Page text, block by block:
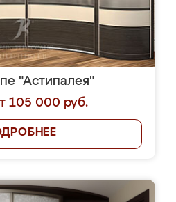
"Астипалея"
105 000 руб.